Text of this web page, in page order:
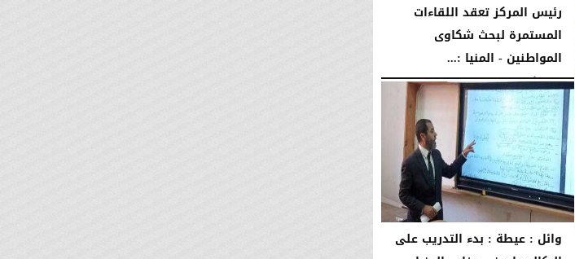
رئيس المركز تعقد اللقاءات
المستمرة لبحث شكاوى
المواطنين - المنيا :...
الثلاثاء، 4 أغسطس 2026 03:00 مـ
وائل : عيطة : بدء التدريب على